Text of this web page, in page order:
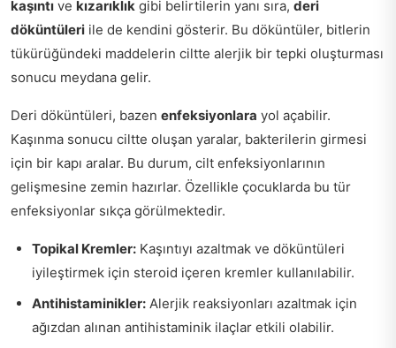
kaşıntı ve kızarıklık gibi belirtilerin yanı sıra, deri
döküntüleri ile de kendini gösterir. Bu döküntüler, bitlerin
tükürüğündeki maddelerin ciltte alerjik bir tepki oluşturması
sonucu meydana gelir.
Deri döküntüleri, bazen enfeksiyonlara yol açabilir.
Kaşınma sonucu ciltte oluşan yaralar, bakterilerin girmesi
için bir kapı aralar. Bu durum, cilt enfeksiyonlarının
gelişmesine zemin hazırlar. Özellikle çocuklarda bu tür
enfeksiyonlar sıkça görülmektedir.
Topikal Kremler: Kaşıntıyı azaltmak ve döküntüleri
iyileştirmek için steroid içeren kremler kullanılabilir.
Antihistaminikler: Alerjik reaksiyonları azaltmak için
ağızdan alınan antihistaminik ilaçlar etkili olabilir.